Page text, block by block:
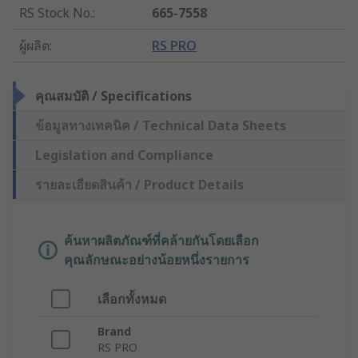
RS Stock No.:
665-7558
ผู้ผลิต: RS PRO
คุณสมบัติ / Specifications
ข้อมูลทางเทคนิค / Technical Data Sheets
Legislation and Compliance
รายละเอียดสินค้า / Product Details
ค้นหาผลิตภัณฑ์ที่คล้ายกันโดยเลือก
คุณลักษณะอย่างน้อยหนึ่งรายการ
เลือกทั้งหมด
Brand
RS PRO